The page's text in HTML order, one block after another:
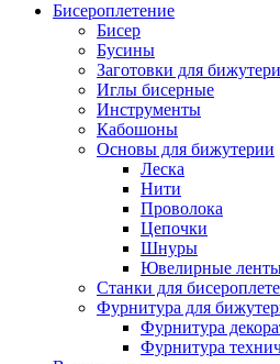
Бисероплетение
Бисер
Бусины
Заготовки для
Иглы бисерные
Инструменты
Кабошоны
Основы для бижутерии
Леска
Нити
Проволока
Цепочки
Шнуры
Ювелирные
Станки для
Фурнитура для
Фурнитура
Фурнитура